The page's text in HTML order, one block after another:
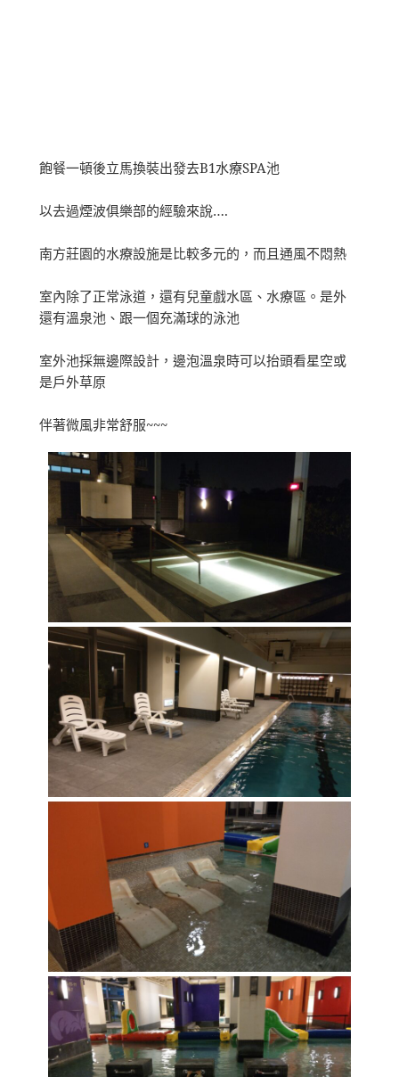
飽餐一頓後立馬換裝出發去B1水療SPA池
以去過煙波俱樂部的經驗來說….
南方莊園的水療設施是比較多元的，而且通風不悶熱
室內除了正常泳道，還有兒童戲水區、水療區。是外
還有溫泉池、跟一個充滿球的泳池
室外池採無邊際設計，邊泡溫泉時可以抬頭看星空或
是戶外草原
伴著微風非常舒服~~~